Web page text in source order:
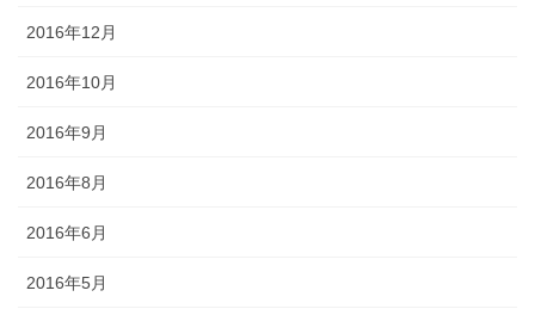
2016年12月
2016年10月
2016年9月
2016年8月
2016年6月
2016年5月